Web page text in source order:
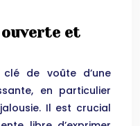
et
de voûte d’une
en particulier
Il est crucial